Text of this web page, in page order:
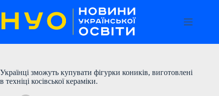
до
вмісту
Українці зможуть купувати фігурки коників, виготовлені
в техніці косівської кераміки.